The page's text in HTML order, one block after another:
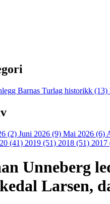
Barnas Turlag historikk (13)
(2) Juni 2026 (9) Mai 2026 (6)
(41) 2019 (51) 2018 (51) 2017
Unneberg
Larsen,